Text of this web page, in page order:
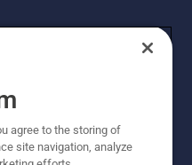
Rechte vorbehalten. Die
Preisempfehlungen
agree to the storing of
site navigation, analyze